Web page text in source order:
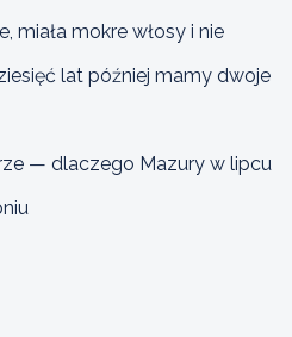
miała mokre włosy i nie
lat później mamy dwoje
— dlaczego Mazury w lipcu